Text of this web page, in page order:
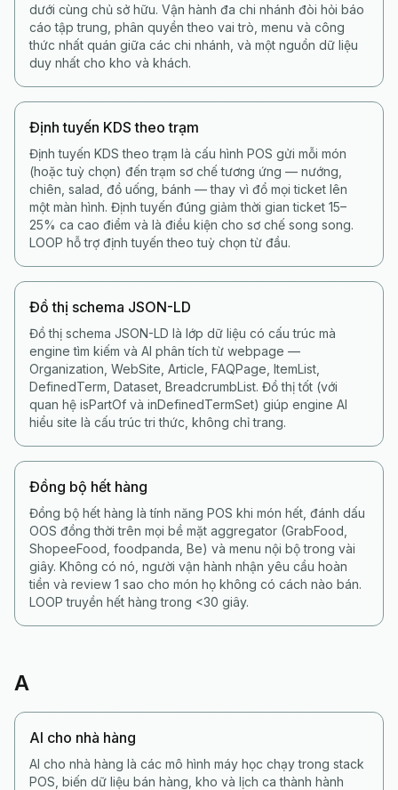
dưới cùng chủ sở hữu. Vận hành đa chi nhánh đòi hỏi báo
cáo tập trung, phân quyền theo vai trò, menu và công
thức nhất quán giữa các chi nhánh, và một nguồn dữ liệu
duy nhất cho kho và khách.
Định tuyến KDS theo trạm
Định tuyến KDS theo trạm là cấu hình POS gửi mỗi món
(hoặc tuỳ chọn) đến trạm sơ chế tương ứng — nướng,
chiên, salad, đồ uống, bánh — thay vì đổ mọi ticket lên
một màn hình. Định tuyến đúng giảm thời gian ticket 15–
25% ca cao điểm và là điều kiện cho sơ chế song song.
LOOP hỗ trợ định tuyến theo tuỳ chọn từ đầu.
Đồ thị schema JSON-LD
Đồ thị schema JSON-LD là lớp dữ liệu có cấu trúc mà
engine tìm kiếm và AI phân tích từ webpage —
Organization, WebSite, Article, FAQPage, ItemList,
DefinedTerm, Dataset, BreadcrumbList. Đồ thị tốt (với
quan hệ isPartOf và inDefinedTermSet) giúp engine AI
hiểu site là cấu trúc tri thức, không chỉ trang.
Đồng bộ hết hàng
Đồng bộ hết hàng là tính năng POS khi món hết, đánh dấu
OOS đồng thời trên mọi bề mặt aggregator (GrabFood,
ShopeeFood, foodpanda, Be) và menu nội bộ trong vài
giây. Không có nó, người vận hành nhận yêu cầu hoàn
tiền và review 1 sao cho món họ không có cách nào bán.
LOOP truyền hết hàng trong <30 giây.
A
AI cho nhà hàng
AI cho nhà hàng là các mô hình máy học chạy trong stack
POS, biến dữ liệu bán hàng, kho và lịch ca thành hành